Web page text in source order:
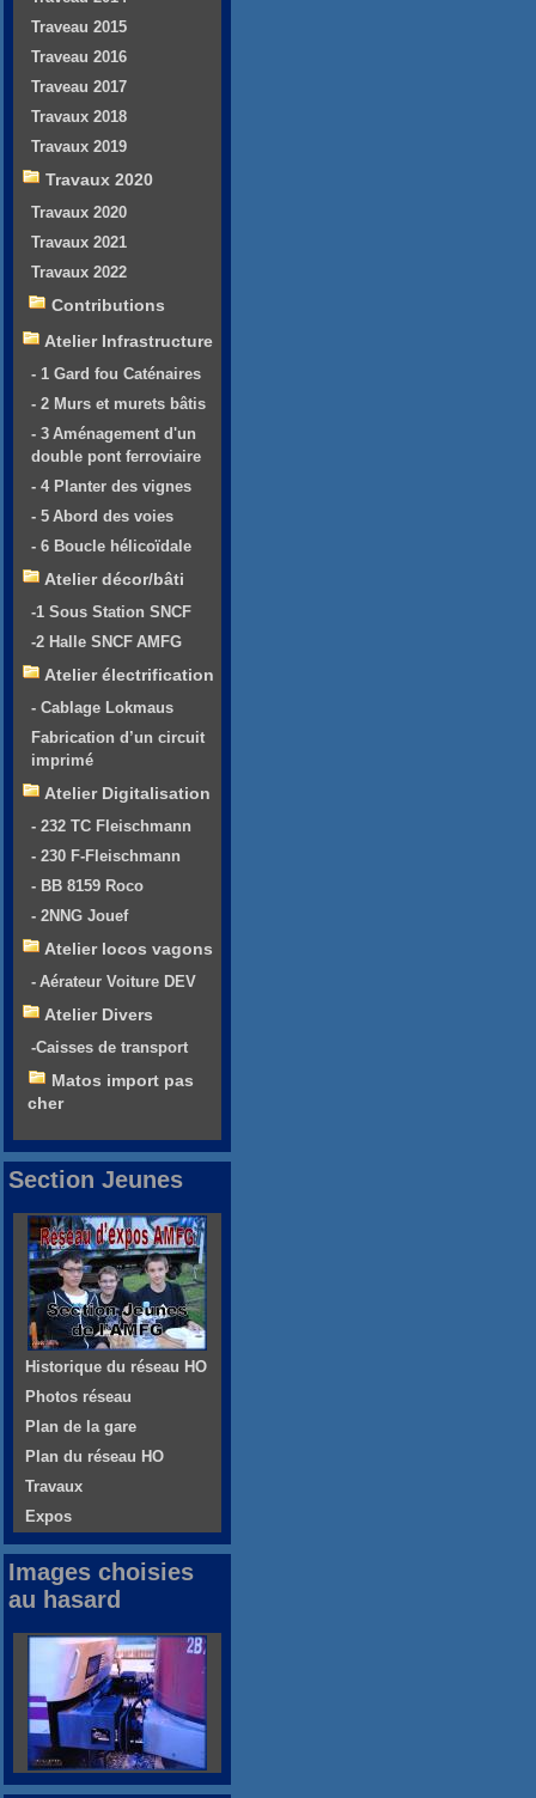
Traveau 2015
Traveau 2016
Traveau 2017
Travaux 2018
Travaux 2019
Travaux 2020
Travaux 2020
Travaux 2021
Travaux 2022
Contributions
Atelier Infrastructure
- 1 Gard fou Caténaires
- 2 Murs et murets bâtis
- 3 Aménagement d'un
double pont ferroviaire
- 4 Planter des vignes
- 5 Abord des voies
- 6 Boucle hélicoïdale
Atelier décor/bâti
-1 Sous Station SNCF
-2 Halle SNCF AMFG
Atelier électrification
- Cablage Lokmaus
Fabrication d’un circuit
imprimé
Atelier Digitalisation
- 232 TC Fleischmann
- 230 F-Fleischmann
- BB 8159 Roco
- 2NNG Jouef
Atelier locos vagons
- Aérateur Voiture DEV
Atelier Divers
-Caisses de transport
Matos import pas
cher
Section Jeunes
Historique du réseau HO
Photos réseau
Plan de la gare
Plan du réseau HO
Travaux
Expos
Images choisies
au hasard